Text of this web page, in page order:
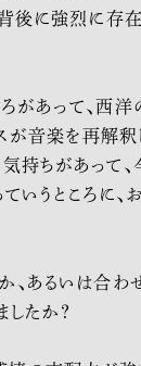
後に強烈に存
があって、西
音楽を再解釈
ちがあって、
いうところに、
あるいは合わ
したか？